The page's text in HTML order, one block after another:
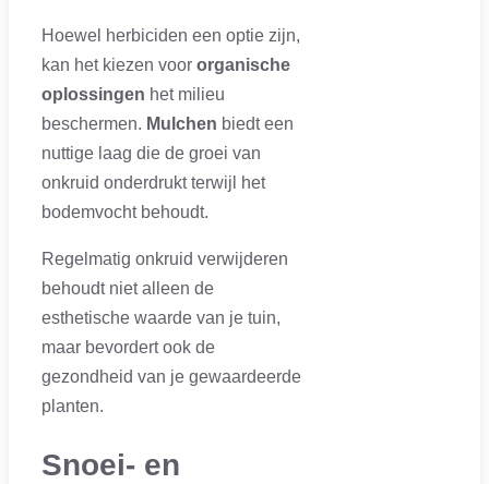
Hoewel herbiciden een optie zijn,
kan het kiezen voor organische
oplossingen het milieu
beschermen. Mulchen biedt een
nuttige laag die de groei van
onkruid onderdrukt terwijl het
bodemvocht behoudt.
Regelmatig onkruid verwijderen
behoudt niet alleen de
esthetische waarde van je tuin,
maar bevordert ook de
gezondheid van je gewaardeerde
planten.
Snoei- en